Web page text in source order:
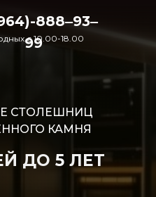
888‒93‒
99
с 10.00-18.00
СТОЛЕШНИЦ
КАМНЯ
ДО 5ЛЕТ